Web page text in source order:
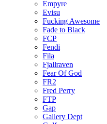
Empyre
Evisu
Fucking Awesome
Fade to Black
FCP
Fendi
Fila
Fjallraven
Fear Of God
FR2
Fred Perry
FTP
Gap
Gallery Dept